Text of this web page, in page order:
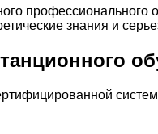
знания и